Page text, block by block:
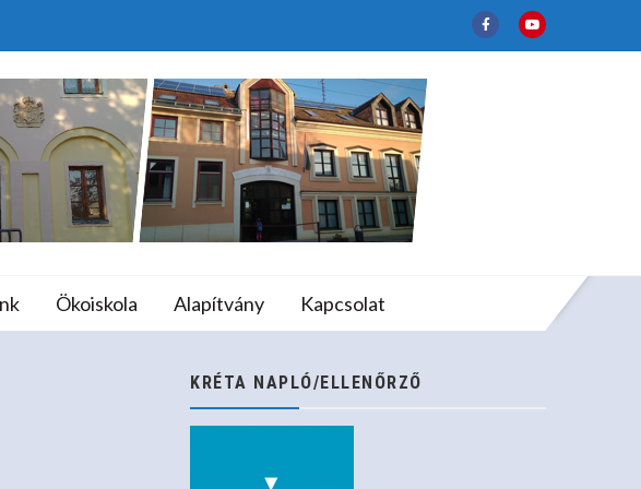
Alapfokú Művészeti
Ökoiskola Alapítvány Kapcsolat
Rajzpályázat
KRÉTA NAPLÓ/ELLENŐRZŐ